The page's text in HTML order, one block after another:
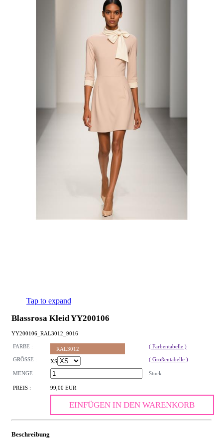
Tap to expand
Blassrosa Kleid YY200106
YY200106_RAL3012_9016
FARBE : RAL3012 ( Farbentabelle )
GRÖSSE : XS ( Größentabelle )
MENGE : Stück
PREIS : 99,00 EUR
EINFÜGEN IN DEN WARENKORB
Beschreibung